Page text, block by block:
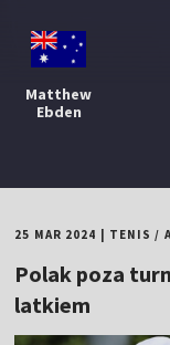
Matthew
Ebden
25 MAR 2024 TENIS /
Polak poza
latkiem